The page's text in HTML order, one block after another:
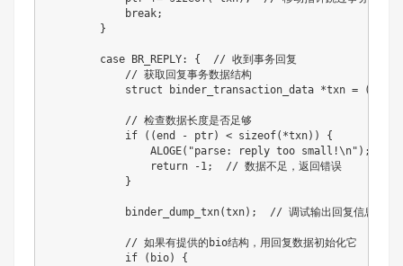
            break;
        }
        case BR_REPLY: {  // 收到事务回复
            // 获取回复事务数据结构
struct binder_transaction_data *txn =
            // 检查数据长度是否足够
            if ((end - ptr) < sizeof(*txn)) {
                ALOGE("parse: reply too small!\n");
                return -1;  // 数据不足，返回错误
            }
binder_dump_txn(txn);  // 调试输出回复信息（如
            // 如果有提供的bio结构，用回复数据初始化它
            if (bio) {